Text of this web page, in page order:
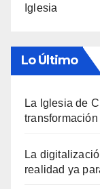
Iglesia
Lo Último
La Iglesia de
La
realidad ya